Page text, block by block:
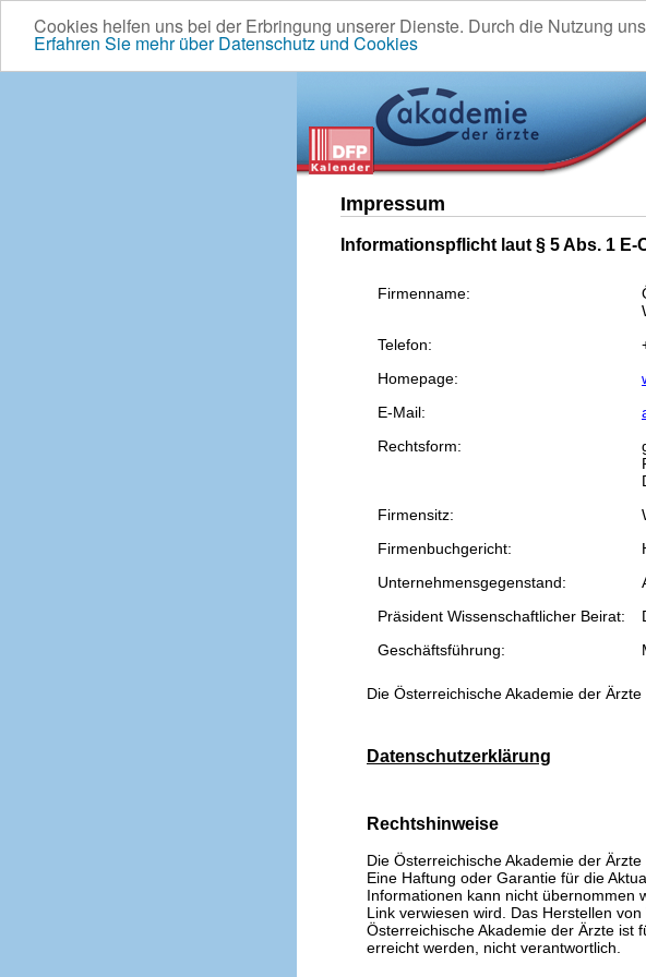
Cookies helfen uns bei der Erbringung unserer Dienste. Durch die Nutzung
Erfahren Sie mehr über Datenschutz und Cookies
Impressum
Informationspflicht laut § 5 Abs. 1
Firmenname:
Telefon:
Homepage:
E-Mail:
Rechtsform:
Firmensitz:
Firmenbuchgericht:
Unternehmensgegenstand:
Präsident Wissenschaftlicher Beirat:
Geschäftsführung:
Die Österreichische Akademie der
Datenschutzerklärung
Rechtshinweise
Die Österreichische Akademie der
Eine Haftung oder Garantie für die
Informationen kann nicht übernommen
Link verwiesen wird. Das Herstellen
Österreichische Akademie der Ärzte ist
erreicht werden, nicht verantwortlich.